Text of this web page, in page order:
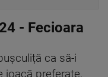
- Fecioara
ca să-i
joacă preferate,